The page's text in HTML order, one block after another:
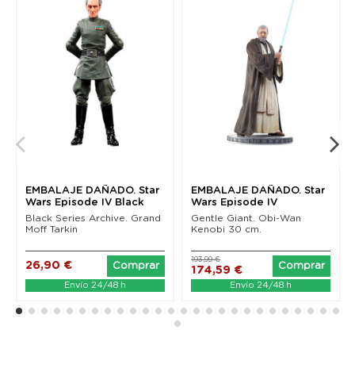
EMBALAJE DAÑADO. Star
Wars Episode IV Black
Series Archive...
Black Series Archive. Grand
Moff Tarkin
26,90 € Comprar
Envío 24/48 h
EMBALAJE DAÑADO. Star
Wars Episode IV
Milestones Statue 1/6...
Gentle Giant. Obi-Wan
Kenobi 30 cm.
174,59 €
193,99 €
Comprar
Envío 24/48 h